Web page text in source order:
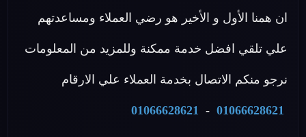
ان همنا الأول و الأخير هو رضي العملاء ومساعدتهم
علي تلقي افضل خدمة ممكنة وللمزيد من المعلومات
نرجو منكم الاتصال بخدمة العملاء علي الارقام
01066628621
-
01066628621